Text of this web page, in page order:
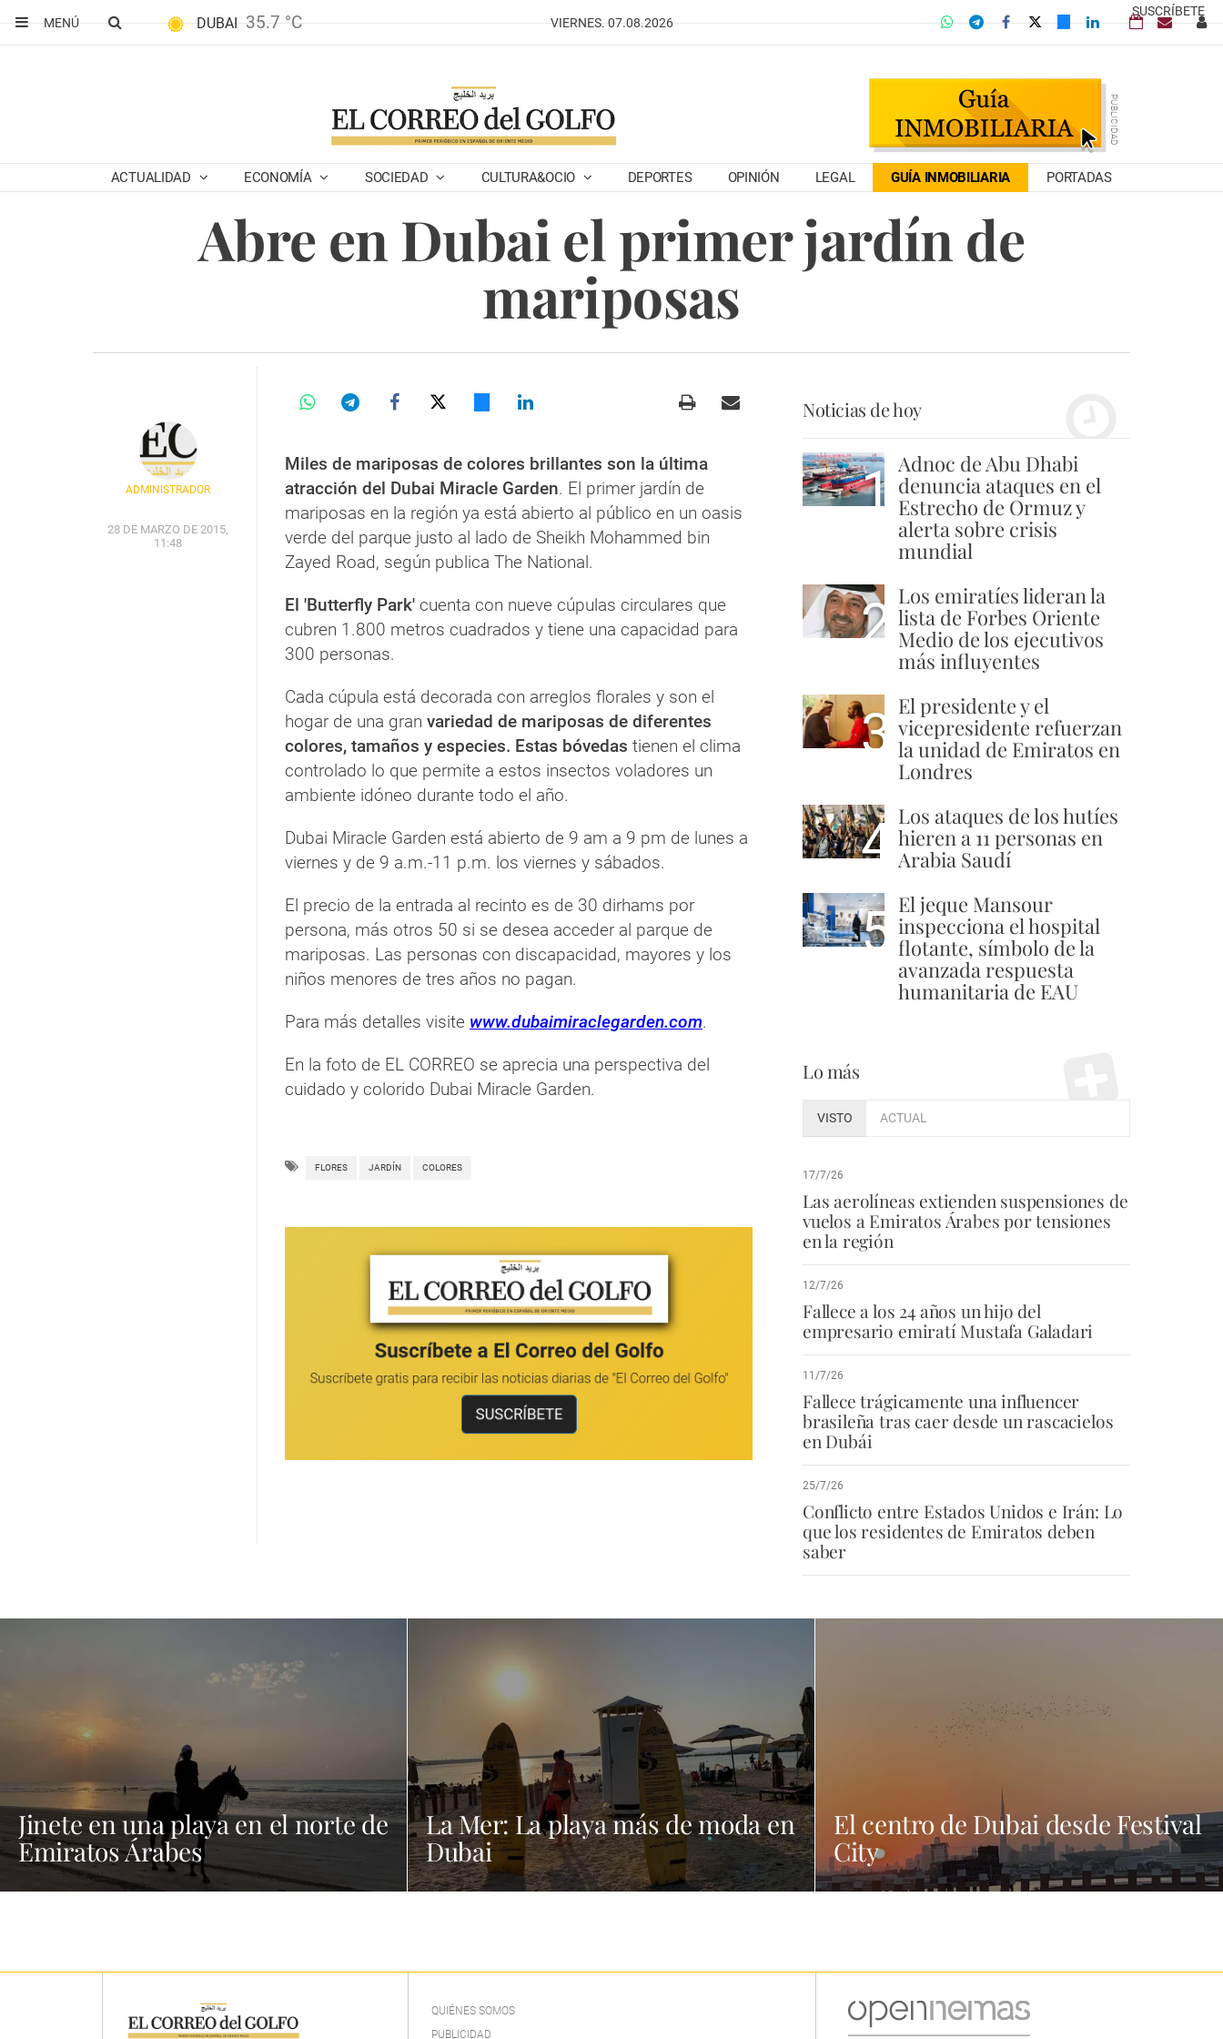
SUSCRÍBETE
MENÚ
DUBAI 35.7 °C VIERNES. 07.08.2026
ACTUALIDAD ECONOMÍA SOCIEDAD CULTURA&OCIO DEPORTES OPINIÓN LEGAL GUÍA INMOBILIARIA PORTADAS
Abre en Dubai el primer jardín de
mariposas
ADMINISTRADOR
28 DE MARZO DE 2015,
11:48
Miles de mariposas de colores brillantes son la última
atracción del Dubai Miracle Garden. El primer jardín de
mariposas en la región ya está abierto al público en un oasis
verde del parque justo al lado de Sheikh Mohammed bin
Zayed Road, según publica The National.
El 'Butterfly Park' cuenta con nueve cúpulas circulares que
cubren 1.800 metros cuadrados y tiene una capacidad para
300 personas.
Cada cúpula está decorada con arreglos florales y son el
hogar de una gran variedad de mariposas de diferentes
colores, tamaños y especies. Estas bóvedas tienen el clima
controlado lo que permite a estos insectos voladores un
ambiente idóneo durante todo el año.
Dubai Miracle Garden está abierto de 9 am a 9 pm de lunes a
viernes y de 9 a.m.-11 p.m. los viernes y sábados.
El precio de la entrada al recinto es de 30 dirhams por
persona, más otros 50 si se desea acceder al parque de
mariposas. Las personas con discapacidad, mayores y los
niños menores de tres años no pagan.
Para más detalles visite www.dubaimiraclegarden.com.
En la foto de EL CORREO se aprecia una perspectiva del
cuidado y colorido Dubai Miracle Garden.
FLORES JARDÍN COLORES
Noticias de hoy
1 Adnoc de Abu Dhabi
denuncia ataques en el
Estrecho de Ormuz y
alerta sobre crisis
mundial
2 Los emiratíes lideran la
lista de Forbes Oriente
Medio de los ejecutivos
más influyentes
3 El presidente y el
vicepresidente refuerzan
la unidad de Emiratos en
Londres
4 Los ataques de los hutíes
hieren a 11 personas en
Arabia Saudí
5 El jeque Mansour
inspecciona el hospital
flotante, símbolo de la
avanzada respuesta
humanitaria de EAU
Lo más
VISTO ACTUAL
17/7/26
Las aerolíneas extienden suspensiones de
vuelos a Emiratos Árabes por tensiones
en la región
12/7/26
Fallece a los 24 años un hijo del
empresario emiratí Mustafa Galadari
11/7/26
Fallece trágicamente una influencer
brasileña tras caer desde un rascacielos
en Dubái
25/7/26
Conflicto entre Estados Unidos e Irán: Lo
que los residentes de Emiratos deben
saber
Jinete en una playa en el norte de
Emiratos Árabes
La Mer: La playa más de moda en
Dubai
El centro de Dubai desde Festival
City
QUIÉNES SOMOS
PUBLICIDAD